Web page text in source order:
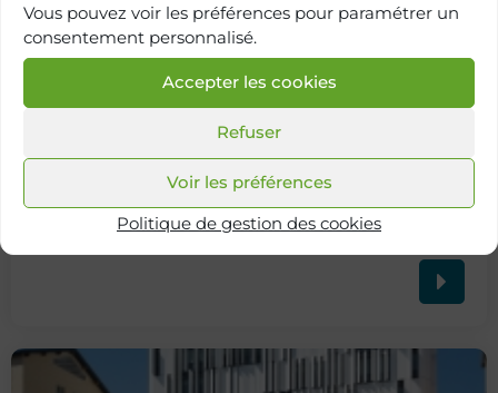
Vous pouvez voir les préférences pour paramétrer un
consentement personnalisé.
Accepter les cookies
Refuser
Voir les préférences
Politique de gestion des cookies
Retour à
l'annuaire